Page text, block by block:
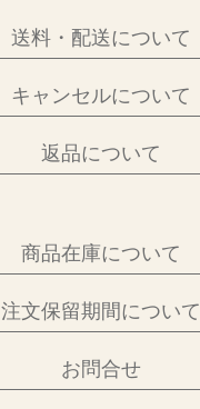
送料・配送について
キャンセルについて
返品について
商品在庫について
注文保留期間について
お問合せ